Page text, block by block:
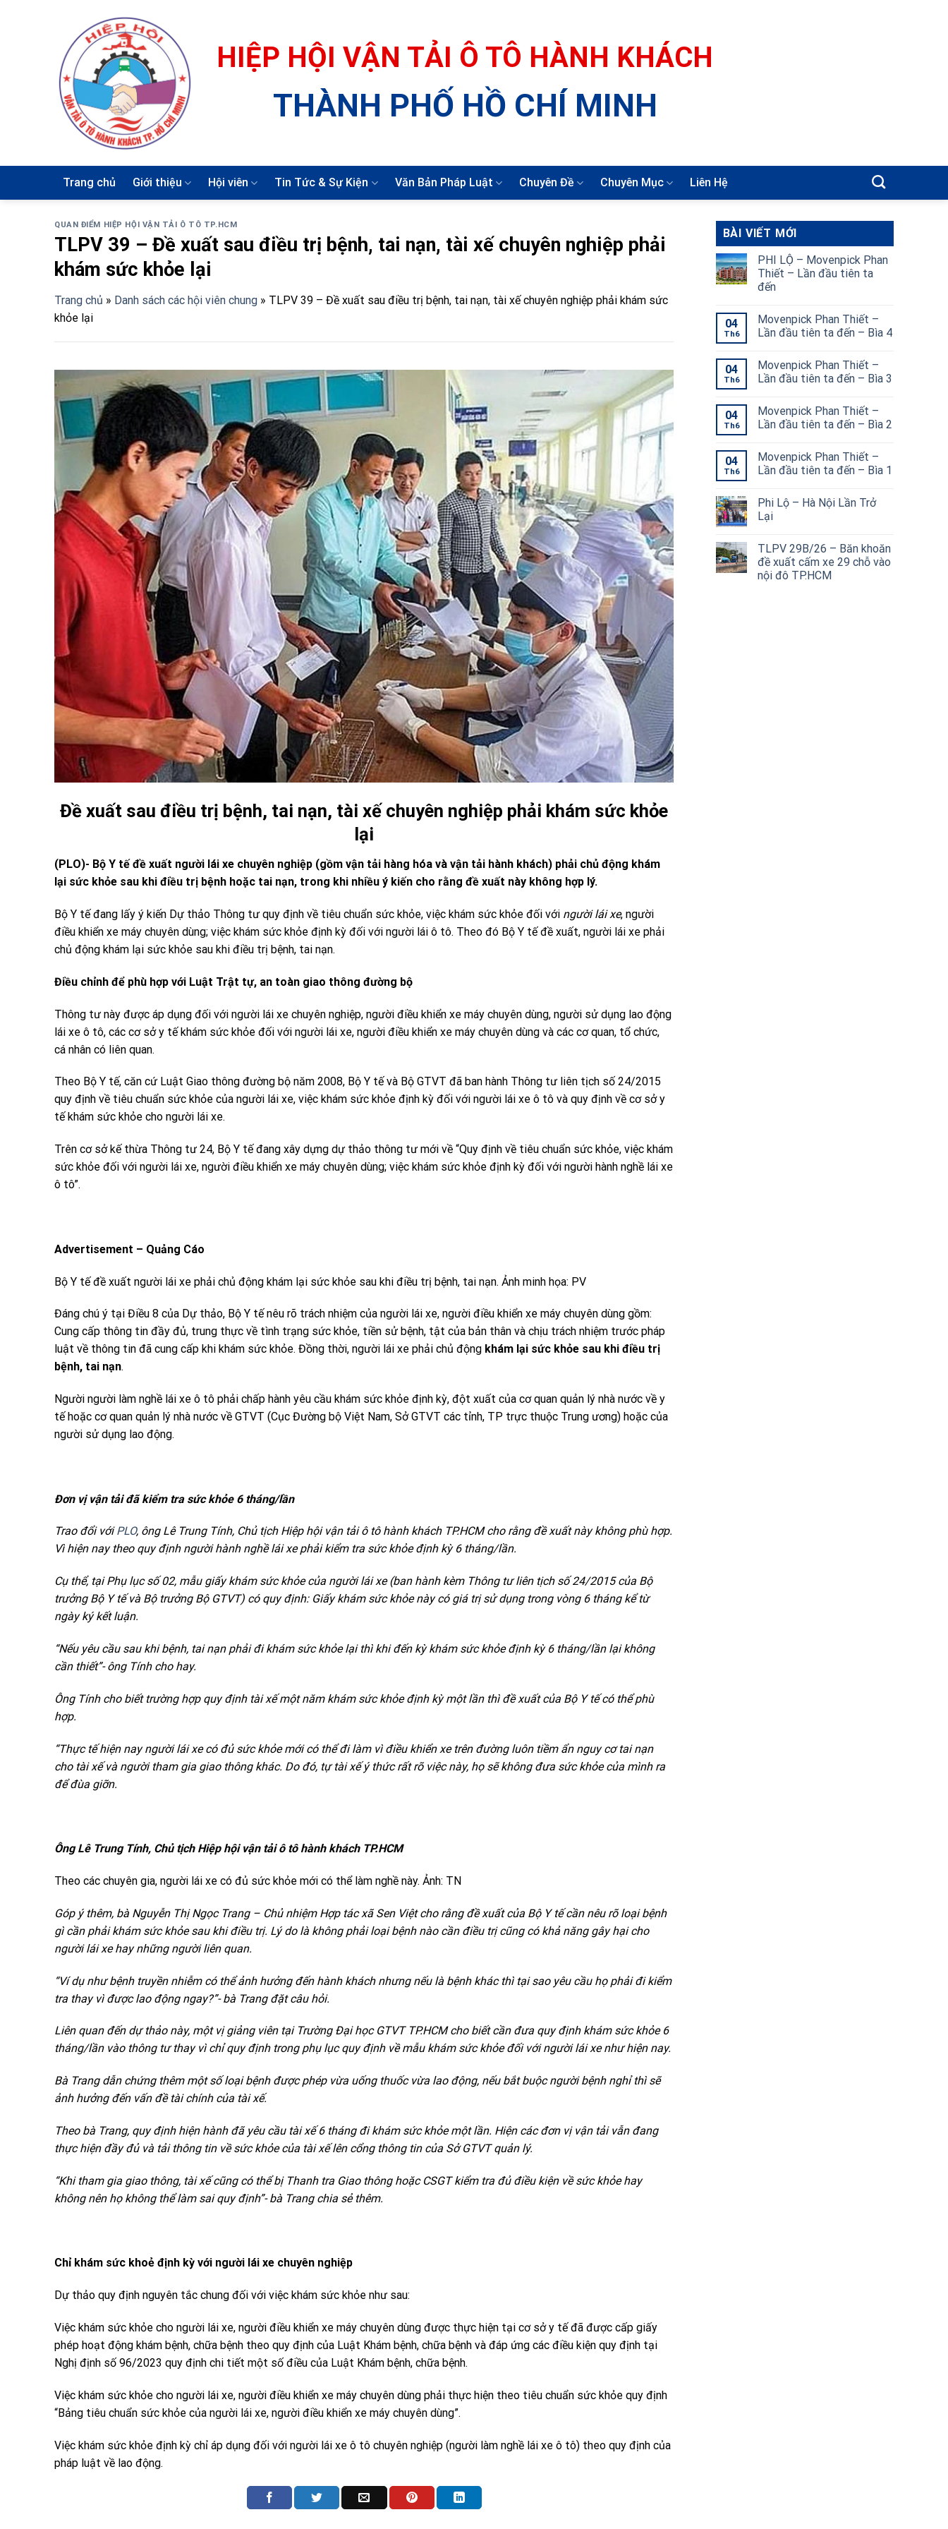
HIỆP HỘI VẬN TẢI Ô TÔ HÀNH KHÁCH
THÀNH PHỐ HỒ CHÍ MINH
Trang chủ Giới thiệu Hội viên Tin Tức & Sự Kiện Văn Bản Pháp Luật Chuyên Đề Chuyên Mục Liên Hệ
QUAN ĐIỂM HIỆP HỘI VẬN TẢI Ô TÔ TP.HCM
TLPV 39 – Đề xuất sau điều trị bệnh, tai nạn, tài xế chuyên nghiệp phải
khám sức khỏe lại
Trang chủ » Danh sách các hội viên chung » TLPV 39 – Đề xuất sau điều trị bệnh, tai nạn, tài xế chuyên nghiệp phải khám sức
khỏe lại
Đề xuất sau điều trị bệnh, tai nạn, tài xế chuyên nghiệp phải khám sức khỏe
lại
(PLO)- Bộ Y tế đề xuất người lái xe chuyên nghiệp (gồm vận tải hàng hóa và vận tải hành khách) phải chủ động khám
lại sức khỏe sau khi điều trị bệnh hoặc tai nạn, trong khi nhiều ý kiến cho rằng đề xuất này không hợp lý.
Bộ Y tế đang lấy ý kiến Dự thảo Thông tư quy định về tiêu chuẩn sức khỏe, việc khám sức khỏe đối với người lái xe, người
điều khiển xe máy chuyên dùng; việc khám sức khỏe định kỳ đối với người lái ô tô. Theo đó Bộ Y tế đề xuất, người lái xe phải
chủ động khám lại sức khỏe sau khi điều trị bệnh, tai nạn.
Điều chỉnh để phù hợp với Luật Trật tự, an toàn giao thông đường bộ
Thông tư này được áp dụng đối với người lái xe chuyên nghiệp, người điều khiển xe máy chuyên dùng, người sử dụng lao động
lái xe ô tô, các cơ sở y tế khám sức khỏe đối với người lái xe, người điều khiển xe máy chuyên dùng và các cơ quan, tổ chức,
cá nhân có liên quan.
Theo Bộ Y tế, căn cứ Luật Giao thông đường bộ năm 2008, Bộ Y tế và Bộ GTVT đã ban hành Thông tư liên tịch số 24/2015
quy định về tiêu chuẩn sức khỏe của người lái xe, việc khám sức khỏe định kỳ đối với người lái xe ô tô và quy định về cơ sở y
tế khám sức khỏe cho người lái xe.
Trên cơ sở kế thừa Thông tư 24, Bộ Y tế đang xây dựng dự thảo thông tư mới về “Quy định về tiêu chuẩn sức khỏe, việc khám
sức khỏe đối với người lái xe, người điều khiển xe máy chuyên dùng; việc khám sức khỏe định kỳ đối với người hành nghề lái xe
ô tô”.
Advertisement – Quảng Cáo
Bộ Y tế đề xuất người lái xe phải chủ động khám lại sức khỏe sau khi điều trị bệnh, tai nạn. Ảnh minh họa: PV
Đáng chú ý tại Điều 8 của Dự thảo, Bộ Y tế nêu rõ trách nhiệm của người lái xe, người điều khiển xe máy chuyên dùng gồm:
Cung cấp thông tin đầy đủ, trung thực về tình trạng sức khỏe, tiền sử bệnh, tật của bản thân và chịu trách nhiệm trước pháp
luật về thông tin đã cung cấp khi khám sức khỏe. Đồng thời, người lái xe phải chủ động khám lại sức khỏe sau khi điều trị
bệnh, tai nạn.
Người người làm nghề lái xe ô tô phải chấp hành yêu cầu khám sức khỏe định kỳ, đột xuất của cơ quan quản lý nhà nước về y
tế hoặc cơ quan quản lý nhà nước về GTVT (Cục Đường bộ Việt Nam, Sở GTVT các tỉnh, TP trực thuộc Trung ương) hoặc của
người sử dụng lao động.
Đơn vị vận tải đã kiểm tra sức khỏe 6 tháng/lần
Trao đổi vớiPLO, ông Lê Trung Tính, Chủ tịch Hiệp hội vận tải ô tô hành khách TP.HCM cho rằng đề xuất này không phù hợp.
Vì hiện nay theo quy định người hành nghề lái xe phải kiểm tra sức khỏe định kỳ 6 tháng/lần.
Cụ thể, tại Phụ lục số 02, mẫu giấy khám sức khỏe của người lái xe (ban hành kèm Thông tư liên tịch số 24/2015 của Bộ
trưởng Bộ Y tế và Bộ trưởng Bộ GTVT) có quy định: Giấy khám sức khỏe này có giá trị sử dụng trong vòng 6 tháng kể từ
ngày ký kết luận.
“Nếu yêu cầu sau khi bệnh, tai nạn phải đi khám sức khỏe lại thì khi đến kỳ khám sức khỏe định kỳ 6 tháng/lần lại không
cần thiết”- ông Tính cho hay.
Ông Tính cho biết trường hợp quy định tài xế một năm khám sức khỏe định kỳ một lần thì đề xuất của Bộ Y tế có thể phù
hợp.
“Thực tế hiện nay người lái xe có đủ sức khỏe mới có thể đi làm vì điều khiển xe trên đường luôn tiềm ẩn nguy cơ tai nạn
cho tài xế và người tham gia giao thông khác. Do đó, tự tài xế ý thức rất rõ việc này, họ sẽ không đưa sức khỏe của mình ra
để đùa giỡn.
Ông Lê Trung Tính, Chủ tịch Hiệp hội vận tải ô tô hành khách TP.HCM
Theo các chuyên gia, người lái xe có đủ sức khỏe mới có thể làm nghề này. Ảnh: TN
Góp ý thêm, bà Nguyễn Thị Ngọc Trang – Chủ nhiệm Hợp tác xã Sen Việt cho rằng đề xuất của Bộ Y tế cần nêu rõ loại bệnh
gì cần phải khám sức khỏe sau khi điều trị. Lý do là không phải loại bệnh nào cần điều trị cũng có khả năng gây hại cho
người láixe haynhững người liên quan.
“Ví dụ như bệnh truyền nhiễm có thể ảnh hưởng đến hành khách nhưng nếu là bệnh khác thì tại sao yêu cầu họ phải đi kiểm
tra thay vì được lao động ngay?”- bà Trang đặt câu hỏi.
Liên quan đến dự thảo này, một vị giảng viên tại Trường Đại học GTVT TP.HCM cho biết cần đưa quy định khám sức khỏe 6
tháng/lần vào thông tư thay vì chỉ quy định trong phụ lục quy định về mẫu khám sức khỏe đối với người lái xe như hiện nay.
Bà Trang dẫn chứng thêm một số loại bệnh được phép vừa uống thuốc vừa lao động, nếu bắt buộc người bệnh nghỉ thì sẽ
ảnh hưởng đến vấn đề tài chính của tài xế.
Theo bà Trang, quy định hiện hành đã yêu cầu tài xế 6 tháng đi khám sức khỏe một lần. Hiện các đơn vị vận tải vẫn đang
thực hiện đầy đủ và tải thông tin về sức khỏe của tài xế lên cổng thông tin của Sở GTVT quản lý.
“Khi tham gia giao thông, tài xế cũng có thể bị Thanh tra Giao thông hoặc CSGT kiểm tra đủ điều kiện về sức khỏe hay
không nên họ không thể làm sai quy định”- bà Trang chia sẻ thêm.
Chỉ khám sức khoẻ định kỳ với người lái xe chuyên nghiệp
Dự thảo quy định nguyên tắc chung đối với việc khám sức khỏe như sau:
Việc khám sức khỏe cho người lái xe, người điều khiển xe máy chuyên dùng được thực hiện tại cơ sở y tế đã được cấp giấy
phép hoạt động khám bệnh, chữa bệnh theo quy định của Luật Khám bệnh, chữa bệnh và đáp ứng các điều kiện quy định tại
Nghị định số 96/2023 quy định chi tiết một số điều của Luật Khám bệnh, chữa bệnh.
Việc khám sức khỏe cho người lái xe, người điều khiển xe máy chuyên dùng phải thực hiện theo tiêu chuẩn sức khỏe quy định
“Bảng tiêu chuẩn sức khỏe của người lái xe, người điều khiển xe máy chuyên dùng”.
Việc khám sức khỏe định kỳ chỉ áp dụng đối với người lái xe ô tô chuyên nghiệp (người làm nghề lái xe ô tô) theo quy định của
pháp luật về lao động.
BÀI VIẾT MỚI
PHI LỘ – Movenpick Phan
Thiết – Lần đầu tiên ta
đến
04
Th6
Movenpick Phan Thiết –
Lần đầu tiên ta đến – Bìa 4
04
Th6
Movenpick Phan Thiết –
Lần đầu tiên ta đến – Bìa 3
04
Th6
Movenpick Phan Thiết –
Lần đầu tiên ta đến – Bìa 2
04
Th6
Movenpick Phan Thiết –
Lần đầu tiên ta đến – Bìa 1
Phi Lộ – Hà Nội Lần Trở
Lại
TLPV 29B/26 – Băn khoăn
đề xuất cấm xe 29 chỗ vào
nội đô TP.HCM